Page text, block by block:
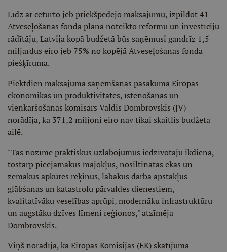
Līdz ar ceturto jeb priekšpēdējo maksājumu, izpildot 41
Atveseļošanas fonda plānā noteikto reformu un investīciju
rādītāju, Latvija kopā budžetā būs saņēmusi gandrīz 1,5
miljardus eiro jeb 75% no kopējā Atveseļošanas fonda
piešķīruma.
Piektdien maksājuma saņemšanas pasākumā Eiropas
ekonomikas un produktivitātes, īstenošanas un
vienkāršošanas komisārs Valdis Dombrovskis (JV)
norādīja, ka 371,2 miljoni eiro nav tikai skaitlis budžeta
ailē.
"Tas nozīmē praktiskus uzlabojumus iedzīvotāju ikdienā,
tostarp pieejamākus mājokļus, nosiltinātas ēkas un
zemākus apkures rēķinus, labākus darba apstākļus
glābšanas un katastrofu pārvaldes dienestiem,
kvalitatīvāku veselības aprūpi, modernāku infrastruktūru
un augstāku dzīves līmeni reģionos," atzīmēja
Dombrovskis.
Viņš norādīja, ka Eiropas Komisijas (EK) skatījumā